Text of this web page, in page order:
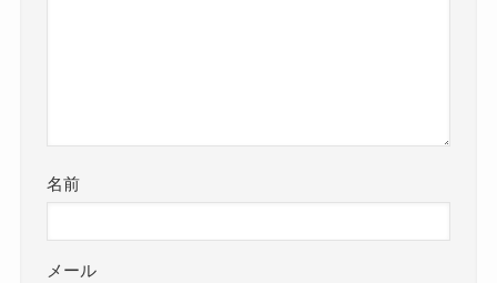
名前
メール